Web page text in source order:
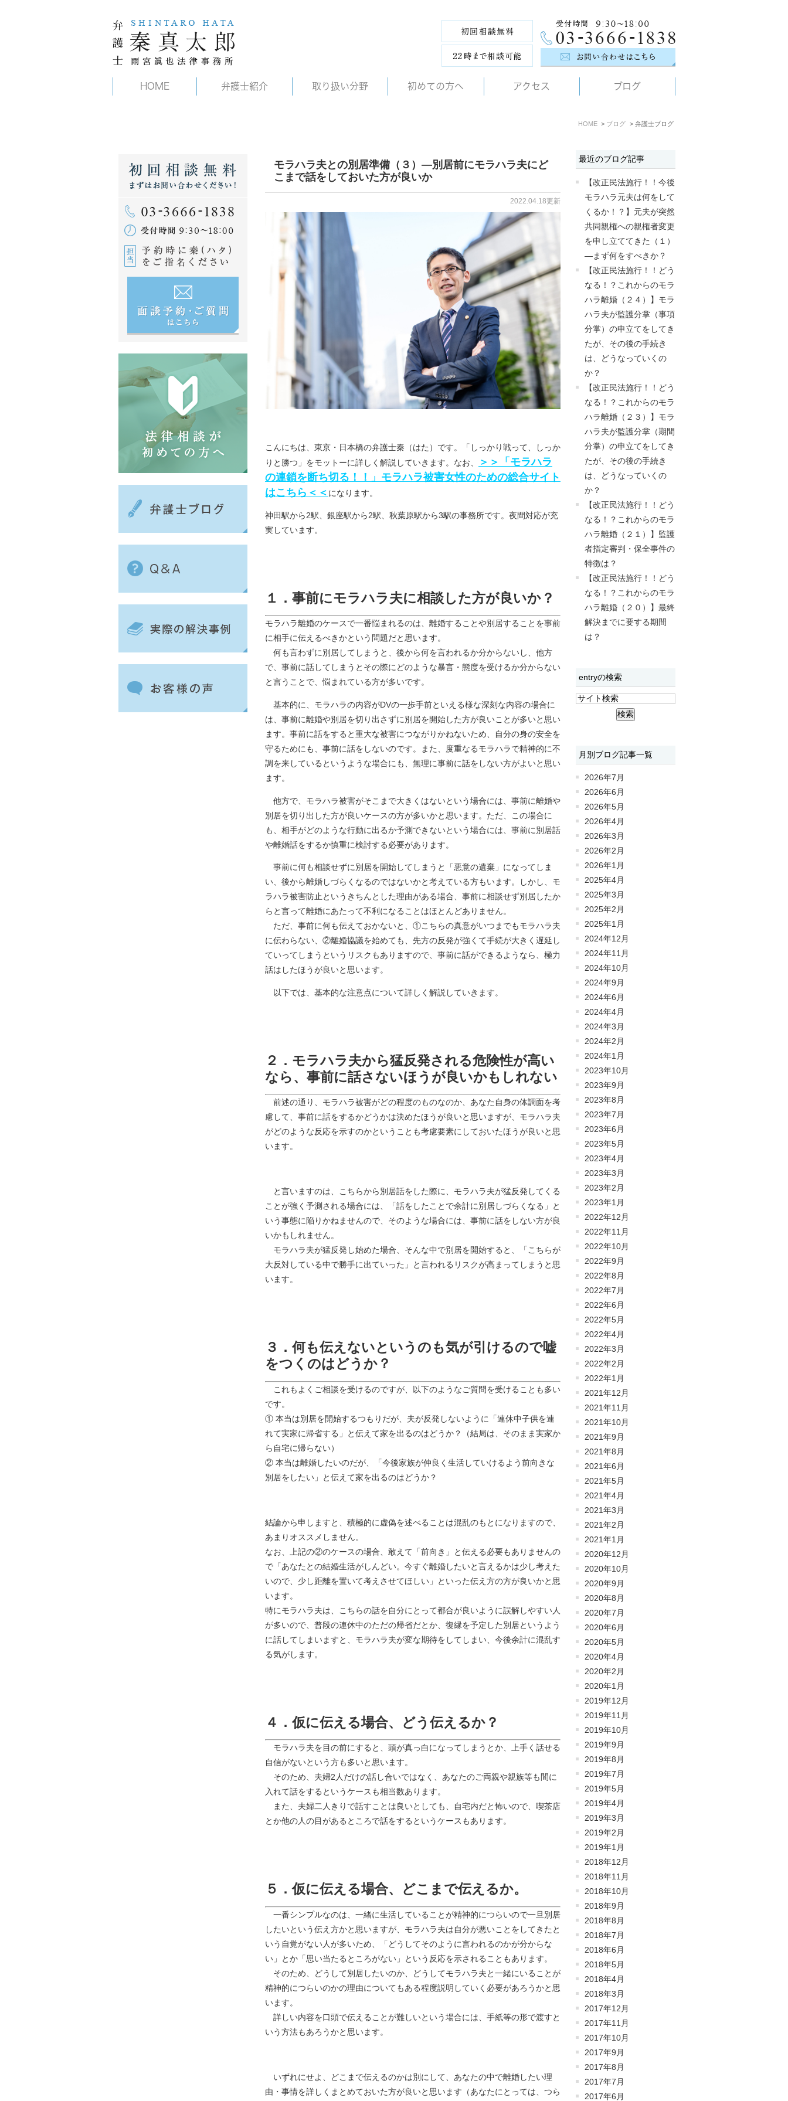
HOME 弁護士紹介 取り扱い分野 初めての方へ アクセス ブログ
HOME ブログ 弁護士ブログ
モラハラ夫との別居準備（３）―別居前にモラハラ夫にど
こまで話をしておいた方が良いか
2022.04.18更新
こんにちは、東京・日本橋の弁護士秦（はた）です。「しっかり戦って、しっか
りと勝つ」をモットーに詳しく解説していきます。なお、
＞＞「モラハラ
の連鎖を断ち切る！！」モラハラ被害女性のための総合サイト
はこちら＜＜ になります。
神田駅から2駅、銀座駅から2駅、秋葉原駅から3駅の事務所です。夜間対応が充
実しています。
１．事前にモラハラ夫に相談した方が良いか？
モラハラ離婚のケースで一番悩まれるのは、離婚することや別居することを事前
に相手に伝えるべきかという問題だと思います。
何も言わずに別居してしまうと、後から何を言われるか分からないし、他方
で、事前に話してしまうとその際にどのような暴言・態度を受けるか分からない
と言うことで、悩まれている方が多いです。
基本的に、モラハラの内容がDVの一歩手前といえる様な深刻な内容の場合に
は、事前に離婚や別居を切り出さずに別居を開始した方が良いことが多いと思い
ます。事前に話をすると重大な被害につながりかねないため、自分の身の安全を
守るためにも、事前に話をしないのです。また、度重なるモラハラで精神的に不
調を来しているというような場合にも、無理に事前に話をしない方がよいと思い
ます。
他方で、モラハラ被害がそこまで大きくはないという場合には、事前に離婚や
別居を切り出した方が良いケースの方が多いかと思います。ただ、この場合に
も、相手がどのような行動に出るか予測できないという場合には、事前に別居話
や離婚話をするか慎重に検討する必要があります。
事前に何も相談せずに別居を開始してしまうと「悪意の遺棄」になってしま
い、後から離婚しづらくなるのではないかと考えている方もいます。しかし、モ
ラハラ被害防止というきちんとした理由がある場合、事前に相談せず別居したか
らと言って離婚にあたって不利になることはほとんどありません。
ただ、事前に何も伝えておかないと、①こちらの真意がいつまでもモラハラ夫
に伝わらない、②離婚協議を始めても、先方の反発が強くて手続が大きく遅延し
ていってしまうというリスクもありますので、事前に話ができるようなら、極力
話はしたほうが良いと思います。
以下では、基本的な注意点について詳しく解説していきます。
２．モラハラ夫から猛反発される危険性が高い
なら、事前に話さないほうが良いかもしれない
前述の通り、モラハラ被害がどの程度のものなのか、あなた自身の体調面を考
慮して、事前に話をするかどうかは決めたほうが良いと思いますが、モラハラ夫
がどのような反応を示すのかということも考慮要素にしておいたほうが良いと思
います。
と言いますのは、こちらから別居話をした際に、モラハラ夫が猛反発してくる
ことが強く予測される場合には、「話をしたことで余計に別居しづらくなる」と
いう事態に陥りかねませんので、そのような場合には、事前に話をしない方が良
いかもしれません。
モラハラ夫が猛反発し始めた場合、そんな中で別居を開始すると、「こちらが
大反対している中で勝手に出ていった」と言われるリスクが高まってしまうと思
います。
３．何も伝えないというのも気が引けるので嘘
をつくのはどうか？
これもよくご相談を受けるのですが、以下のようなご質問を受けることも多い
です。
① 本当は別居を開始するつもりだが、夫が反発しないように「連休中子供を連
れて実家に帰省する」と伝えて家を出るのはどうか？（結局は、そのまま実家か
ら自宅に帰らない）
② 本当は離婚したいのだが、「今後家族が仲良く生活していけるよう前向きな
別居をしたい」と伝えて家を出るのはどうか？
結論から申しますと、積極的に虚偽を述べることは混乱のもとになりますので、
あまりオススメしません。
なお、上記の②のケースの場合、敢えて「前向き」と伝える必要もありませんの
で「あなたとの結婚生活がしんどい。今すぐ離婚したいと言えるかは少し考えた
いので、少し距離を置いて考えさせてほしい」といった伝え方の方が良いかと思
います。
特にモラハラ夫は、こちらの話を自分にとって都合が良いように誤解しやすい人
が多いので、普段の連休中のただの帰省だとか、復縁を予定した別居というよう
に話してしまいますと、モラハラ夫が変な期待をしてしまい、今後余計に混乱す
る気がします。
４．仮に伝える場合、どう伝えるか？
モラハラ夫を目の前にすると、頭が真っ白になってしまうとか、上手く話せる
自信がないという方も多いと思います。
そのため、夫婦2人だけの話し合いではなく、あなたのご両親や親族等も間に
入れて話をするというケースも相当数あります。
また、夫婦二人きりで話すことは良いとしても、自宅内だと怖いので、喫茶店
とか他の人の目があるところで話をするというケースもあります。
５．仮に伝える場合、どこまで伝えるか。
一番シンプルなのは、一緒に生活していることが精神的につらいので一旦別居
したいという伝え方かと思いますが、モラハラ夫は自分が悪いことをしてきたと
いう自覚がない人が多いため、「どうしてそのように言われるのかが分からな
い」とか「思い当たるところがない」という反応を示されることもあります。
そのため、どうして別居したいのか、どうしてモラハラ夫と一緒にいることが
精神的につらいのかの理由についてもある程度説明していく必要があろうかと思
います。
詳しい内容を口頭で伝えることが難しいという場合には、手紙等の形で渡すと
いう方法もあろうかと思います。
いずれにせよ、どこまで伝えるのかは別にして、あなたの中で離婚したい理
由・事情を詳しくまとめておいた方が良いと思います（あなたにとっては、つら
最近のブログ記事
【改正民法施行！！今後
モラハラ元夫は何をして
くるか！？】元夫が突然
共同親権への親権者変更
を申し立ててきた（１）
―まず何をすべきか？
【改正民法施行！！どう
なる！？これからのモラ
ハラ離婚（２４）】モラ
ハラ夫が監護分掌（事項
分掌）の申立てをしてき
たが、その後の手続き
は、どうなっていくの
か？
【改正民法施行！！どう
なる！？これからのモラ
ハラ離婚（２３）】モラ
ハラ夫が監護分掌（期間
分掌）の申立てをしてき
たが、その後の手続き
は、どうなっていくの
か？
【改正民法施行！！どう
なる！？これからのモラ
ハラ離婚（２１）】監護
者指定審判・保全事件の
特徴は？
【改正民法施行！！どう
なる！？これからのモラ
ハラ離婚（２０）】最終
解決までに要する期間
は？
entryの検索
月別ブログ記事一覧
2026年7月
2026年6月
2026年5月
2026年4月
2026年3月
2026年2月
2026年1月
2025年4月
2025年3月
2025年2月
2025年1月
2024年12月
2024年11月
2024年10月
2024年9月
2024年6月
2024年4月
2024年3月
2024年2月
2024年1月
2023年10月
2023年9月
2023年8月
2023年7月
2023年6月
2023年5月
2023年4月
2023年3月
2023年2月
2023年1月
2022年12月
2022年11月
2022年10月
2022年9月
2022年8月
2022年7月
2022年6月
2022年5月
2022年4月
2022年3月
2022年2月
2022年1月
2021年12月
2021年11月
2021年10月
2021年9月
2021年8月
2021年6月
2021年5月
2021年4月
2021年3月
2021年2月
2021年1月
2020年12月
2020年10月
2020年9月
2020年8月
2020年7月
2020年6月
2020年5月
2020年4月
2020年2月
2020年1月
2019年12月
2019年11月
2019年10月
2019年9月
2019年8月
2019年7月
2019年5月
2019年4月
2019年3月
2019年2月
2019年1月
2018年12月
2018年11月
2018年10月
2018年9月
2018年8月
2018年7月
2018年6月
2018年5月
2018年4月
2018年3月
2017年12月
2017年11月
2017年10月
2017年9月
2017年8月
2017年7月
2017年6月